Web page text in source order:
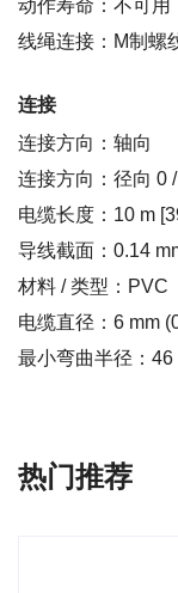
动作寿命：不可用
线绳连接：M制螺
连接
连接方向：轴向
连接方向：径向 0
电缆长度：10 m
导线截面：0.14
材料 / 类型：PVC
电缆直径：6 mm
最小弯曲半径：46
热门推荐